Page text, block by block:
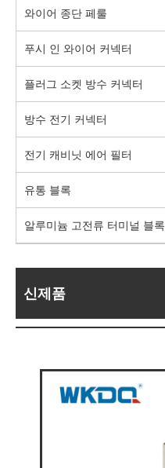
와이어 종단 페룰
푸시 인 와이어 커넥터
플러그 소켓 방수 커넥터
방수 전기 커넥터
전기 캐비닛 에어 필터
유통 블록
알루미늄 고전류 터미널 블록
신제품